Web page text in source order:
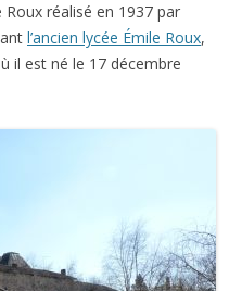
réalisé en 1937 par
l’ancien lycée Émile Roux,
il est né le 17 décembre